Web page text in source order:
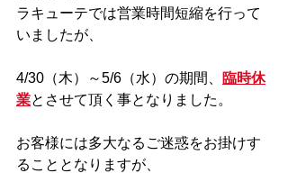
ラキューテでは営業時間短縮を行って
いましたが、
4/30（木）～5/6（水）の期間、
臨時休
業とさせて頂く事となりました。
お客様には多大なるご迷惑をお掛けす
ることとなりますが、